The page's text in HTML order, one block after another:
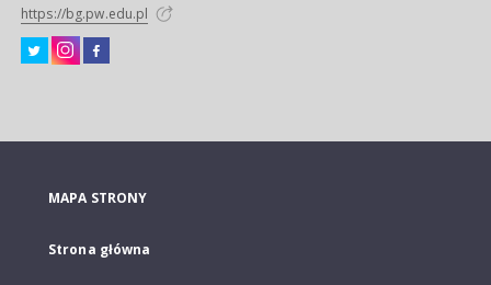
https://bg.pw.edu.pl
MAPA STRONY
Strona główna